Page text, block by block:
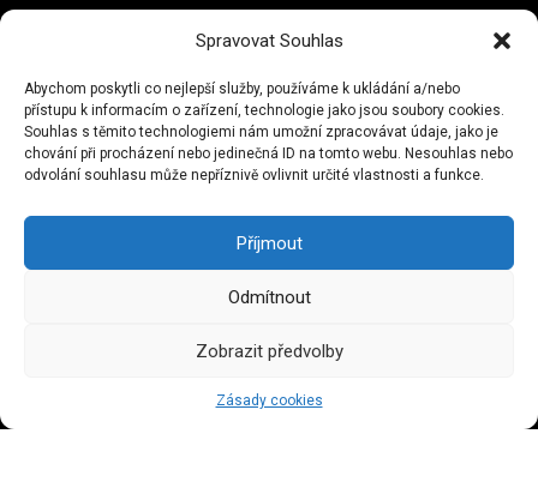
Spravovat Souhlas
Abychom poskytli co nejlepší služby, používáme k ukládání a/nebo
přístupu k informacím o zařízení, technologie jako jsou soubory cookies.
Souhlas s těmito technologiemi nám umožní zpracovávat údaje, jako je
chování při procházení nebo jedinečná ID na tomto webu. Nesouhlas nebo
odvolání souhlasu může nepříznivě ovlivnit určité vlastnosti a funkce.
Příjmout
Odmítnout
Zobrazit předvolby
Zásady cookies
AKTUALITY
KONTAKTY
NAPSALI O NÁS